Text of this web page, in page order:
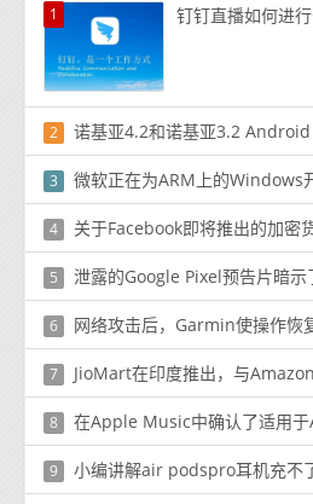
1 钉钉直播如何进行
2 诺基亚4.2和诺基亚3.2
3 微软正在为ARM上的Windows
4 关于Facebook即将推出的加密货
5 泄露的Google Pixel预告片暗示
6 网络攻击后，Garmin使操作恢
7 JioMart在印度推出，与
8 在Apple Music中确认了适用于Android
9 小编讲解air podspro耳机充不